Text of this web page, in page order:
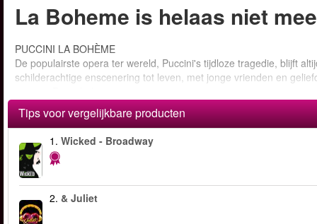
La Boheme is helaas niet
PUCCINI LA BOHÈME
De populairste opera ter wereld, Puccini's tijdloze tragedie, blijft
schilderachtige enscenering tot leven, met jonge vrienden en
Tips voor vergelijkbare producten
1. Wicked - Broadway
2. & Juliet